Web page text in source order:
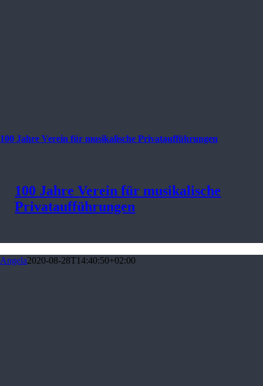
100 Jahre Verein für musikalische Privataufführungen
100 Jahre Verein für musikalische
Privataufführungen
Angela2020-08-28T14:40:50+02:00